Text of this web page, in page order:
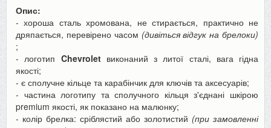
Опис:
- хороша сталь хромована, не стирається, практично не
дряпається, перевірено часом (дивіться відгук на брелоки)
;
- логотип Chevrolet виконаний з литої сталі, вага гідна
якості;
- є сполучне кільце та карабінчик для ключів та аксесуарів;
- частина логотипу та сполучного кільця з'єднані шкірою
premium якості, як показано на малюнку;
- колір брелка: сріблястий або золотистий (при замовленні